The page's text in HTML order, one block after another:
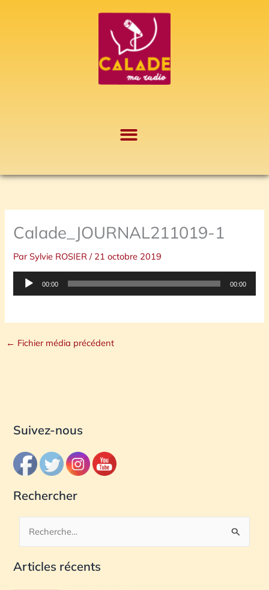
Calade_JOURNAL211019-1
ParSylvie ROSIER/ 21 octobre 2019
Lecteur
00:00 00:00
← Fichier média précédent
Suivez-nous
Rechercher
c
Articles récents